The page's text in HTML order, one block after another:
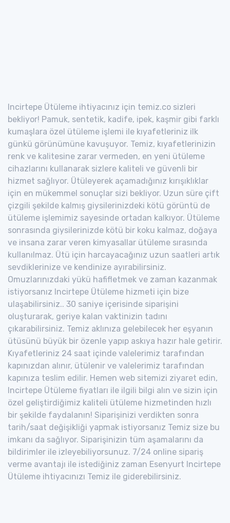
Incirtepe Ütüleme ihtiyacınız için temiz.co sizleri
bekliyor! Pamuk, sentetik, kadife, ipek, kaşmir gibi farklı
kumaşlara özel ütüleme işlemi ile kıyafetleriniz ilk
günkü görünümüne kavuşuyor. Temiz, kıyafetlerinizin
renk ve kalitesine zarar vermeden, en yeni ütüleme
cihazlarını kullanarak sizlere kaliteli ve güvenli bir
hizmet sağlıyor. Ütüleyerek açamadığınız kırışıklıklar
için en mükemmel sonuçlar sizi bekliyor. Uzun süre çift
çizgili şekilde kalmış giysilerinizdeki kötü görüntü de
ütüleme işlemimiz sayesinde ortadan kalkıyor. Ütüleme
sonrasında giysilerinizde kötü bir koku kalmaz, doğaya
ve insana zarar veren kimyasallar ütüleme sırasında
kullanılmaz. Ütü için harcayacağınız uzun saatleri artık
sevdiklerinize ve kendinize ayırabilirsiniz.
Omuzlarınızdaki yükü hafifletmek ve zaman kazanmak
istiyorsanız Incirtepe Ütüleme hizmeti için bize
ulaşabilirsiniz.. 30 saniye içerisinde siparişini
oluşturarak, geriye kalan vaktinizin tadını
çıkarabilirsiniz. Temiz aklınıza gelebilecek her eşyanın
ütüsünü büyük bir özenle yapıp askıya hazır hale getirir.
Kıyafetleriniz 24 saat içinde valelerimiz tarafından
kapınızdan alınır, ütülenir ve valelerimiz tarafından
kapınıza teslim edilir. Hemen web sitemizi ziyaret edin,
Incirtepe Ütüleme fiyatları ile ilgili bilgi alın ve sizin için
özel geliştirdiğimiz kaliteli ütüleme hizmetinden hızlı
bir şekilde faydalanın! Siparişinizi verdikten sonra
tarih/saat değişikliği yapmak istiyorsanız Temiz size bu
imkanı da sağlıyor. Siparişinizin tüm aşamalarını da
bildirimler ile izleyebiliyorsunuz. 7/24 online sipariş
verme avantajı ile istediğiniz zaman Esenyurt Incirtepe
Ütüleme ihtiyacınızı Temiz ile giderebilirsiniz.